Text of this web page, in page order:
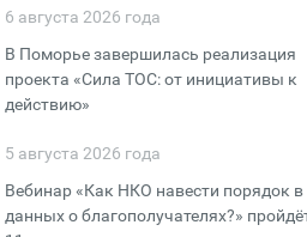
6 августа 2026 года
В Поморье завершилась реализация
проекта «Сила ТОС: от инициативы к
действию»
5 августа 2026 года
Вебинар «Как НКО навести порядок в
данных о благополучателях?»